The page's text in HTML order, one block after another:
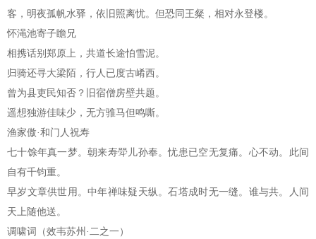
客，明夜孤帆水驿，依旧照离忧。但恐同王粲，相对永登楼。
怀渑池寄子瞻兄
相携话别郑原上，共道长途怕雪泥。
归骑还寻大梁陌，行人已度古崤西。
曾为县吏民知否？旧宿僧房壁共题。
遥想独游佳味少，无方骓马但鸣嘶。
渔家傲·和门人祝寿
七十馀年真一梦。朝来寿斝儿孙奉。忧患已空无复痛。心不动。此间
自有千钧重。
早岁文章供世用。中年禅味疑天纵。石塔成时无一缝。谁与共。人间
天上随他送。
调啸词（效韦苏州·二之一）